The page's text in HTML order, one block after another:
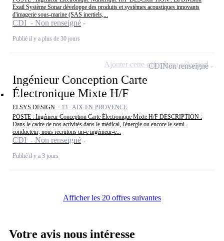
Exail Système Sonar développe des produits et systèmes acoustiques innovants
d'imagerie sous-marine (SAS inertiels,...
CDI - Non renseigné
Publié il y a plus de 30 jours
Ingénieur Conception Carte
Électronique Mixte H/F
ELSYS DESIGN - 13 - AIX-EN-PROVENCE
POSTE : Ingénieur Conception Carte Électronique Mixte H/F DESCRIPTION :
Dans le cadre de nos activités dans le médical, l'énergie ou encore le semi-
conducteur, nous recrutons un-e ingénieur-e...
CDI - Non renseigné
Publié il y a 3 jours
CDINon renseigné
Ajouter cette offre à ma sélection
Afficher les 20 offres suivantes
Votre avis nous intéresse